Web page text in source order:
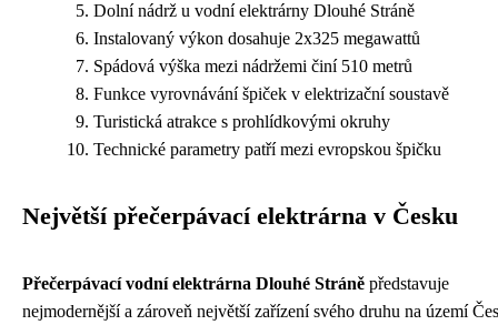
Dolní nádrž u vodní elektrárny Dlouhé Stráně
Instalovaný výkon dosahuje 2x325 megawattů
Spádová výška mezi nádržemi činí 510 metrů
Funkce vyrovnávání špiček v elektrizační soustavě
Turistická atrakce s prohlídkovými okruhy
Technické parametry patří mezi evropskou špičku
Největší přečerpávací elektrárna v Česku
Přečerpávací vodní elektrárna Dlouhé Stráně představuje
nejmodernější a zároveň největší zařízení svého druhu na území